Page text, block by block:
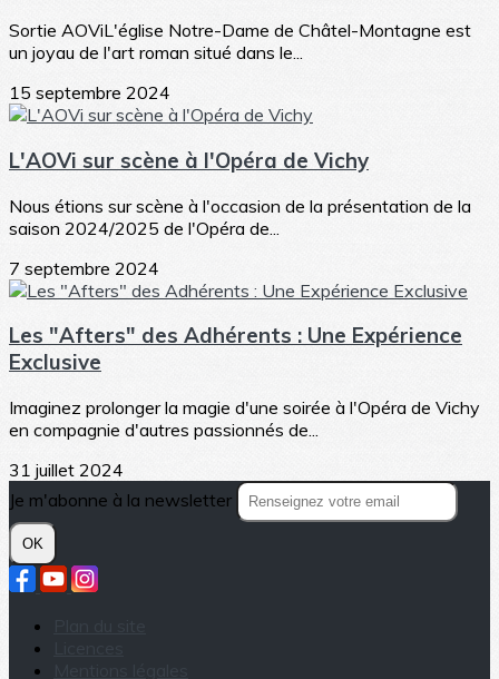
Sortie AOViL'église Notre-Dame de Châtel-Montagne est
un joyau de l'art roman situé dans le...
15 septembre 2024
L'AOVi sur scène à l'Opéra de Vichy
Nous étions sur scène à l'occasion de la présentation de la
saison 2024/2025 de l'Opéra de...
7 septembre 2024
Les "Afters" des Adhérents : Une Expérience
Exclusive
Imaginez prolonger la magie d'une soirée à l'Opéra de Vichy
en compagnie d'autres passionnés de...
31 juillet 2024
Je m'abonne à la newsletter
OK